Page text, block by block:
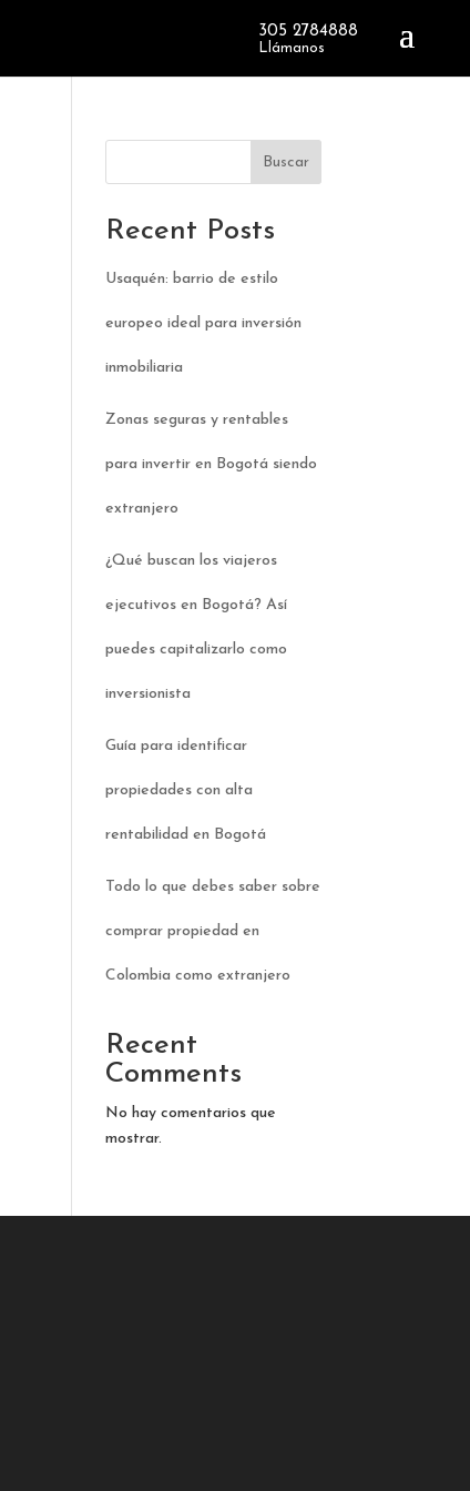
Buscar
Recent Posts
Usaquén: barrio de estilo
europeo ideal para inversión
inmobiliaria
Zonas seguras y rentables
para invertir en Bogotá siendo
extranjero
¿Qué buscan los viajeros
ejecutivos en Bogotá? Así
puedes capitalizarlo como
inversionista
Guía para identificar
propiedades con alta
rentabilidad en Bogotá
Todo lo que debes saber sobre
comprar propiedad en
Colombia como extranjero
Recent
Comments
No hay comentarios que
mostrar.
305 2784888
Llámanos